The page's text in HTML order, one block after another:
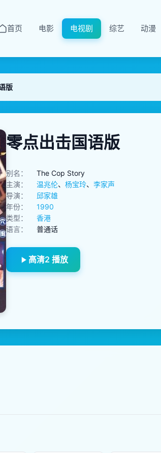
首页 电影 电视剧 综艺 动漫
版
零点出击国语版
别名：
The Cop Story
主演：
温兆伦、 杨宝玲、 李家声
导演：
邱家雄
年份：
1990
类型：
香港
语言：
普通话
高清2 播放